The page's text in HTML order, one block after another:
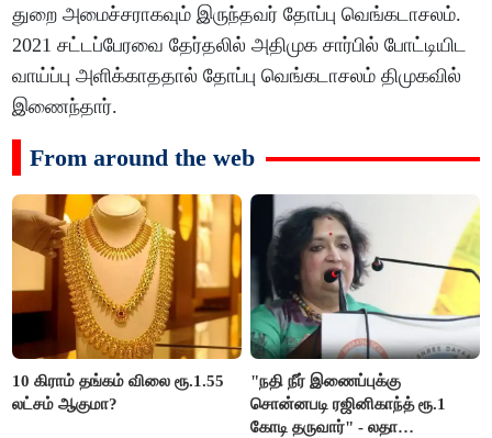
துறை அமைச்சராகவும் இருந்தவர் தோப்பு வெங்கடாசலம்.
2021 சட்டப்பேரவை தேர்தலில் அதிமுக சார்பில் போட்டியிட
வாய்ப்பு அளிக்காததால் தோப்பு வெங்கடாசலம் திமுகவில்
இணைந்தார்.
From around the web
10 கிராம் தங்கம் விலை ரூ.1.55
லட்சம் ஆகுமா?
"நதி நீர் இணைப்புக்கு
சொன்னபடி ரஜினிகாந்த் ரூ.1
கோடி தருவார்" - லதா